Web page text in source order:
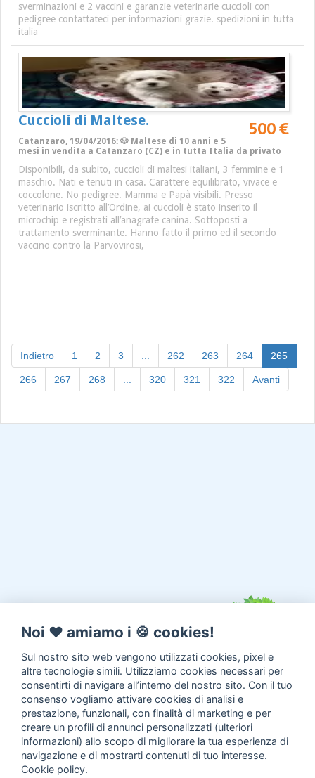
sverminazioni e 2 vaccini e garanzie veterinarie cuccioli con
pedigree contattateci per informazioni grazie. spedizioni in tutta
italia
Cuccioli di Maltese. 500 €
Catanzaro, 19/04/2016: 🐶 Maltese di 10 anni e 5
mesi in vendita a Catanzaro (CZ) e in tutta Italia da privato
Disponibili, da subito, cuccioli di maltesi italiani, 3 femmine e 1
maschio. Nati e tenuti in casa. Carattere equilibrato, vivace e
coccolone. No pedigree. Mamma e Papà visibili. Presso
veterinario iscritto all’Ordine, ai cuccioli è stato inserito il
microchip e registrati all’anagrafe canina. Sottoposti a
trattamento sverminante. Hanno fatto il primo ed il secondo
vaccino contro la Parvovirosi,
Indietro 1 2 3 262 263 264 265
266 267 268 320 321 322 Avanti
Noi ♥️ amiamo i 🍪 cookies!
Sul nostro sito web vengono utilizzati cookies, pixel e
altre tecnologie simili. Utilizziamo cookies necessari per
consentirti di navigare all’interno del nostro sito. Con il tuo
consenso vogliamo attivare cookies di analisi e
prestazione, funzionali, con finalità di marketing e per
creare un profili di annunci personalizzati (ulteriori
informazioni) allo scopo di migliorare la tua esperienza di
navigazione e di mostrarti contenuti di tuo interesse.
Cookie policy.